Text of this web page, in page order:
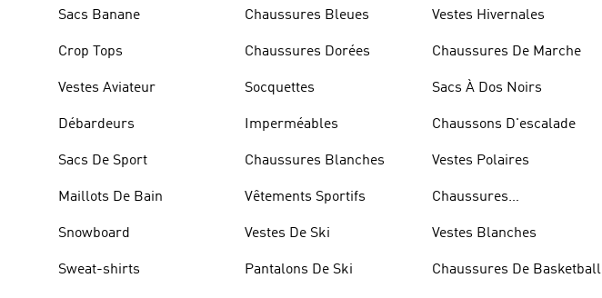
Sacs Banane
Crop Tops
Vestes Aviateur
Débardeurs
Sacs De Sport
Maillots De Bain
Snowboard
Sweat-shirts
Chaussures Bleues
Chaussures Dorées
Socquettes
Imperméables
Chaussures Blanches
Vêtements Sportifs
Vestes De Ski
Pantalons De Ski
Vestes Hivernales
Chaussures De Marche
Sacs À Dos Noirs
Chaussons D'escalade
Vestes Polaires
Chaussures
Vestes Blanches
Chaussures De Basketball